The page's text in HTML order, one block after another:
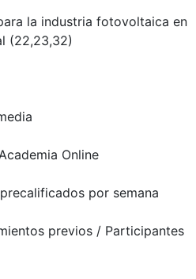
la industria fotovoltaica en
(22,23,32)
Online
por semana
previos / Participantes